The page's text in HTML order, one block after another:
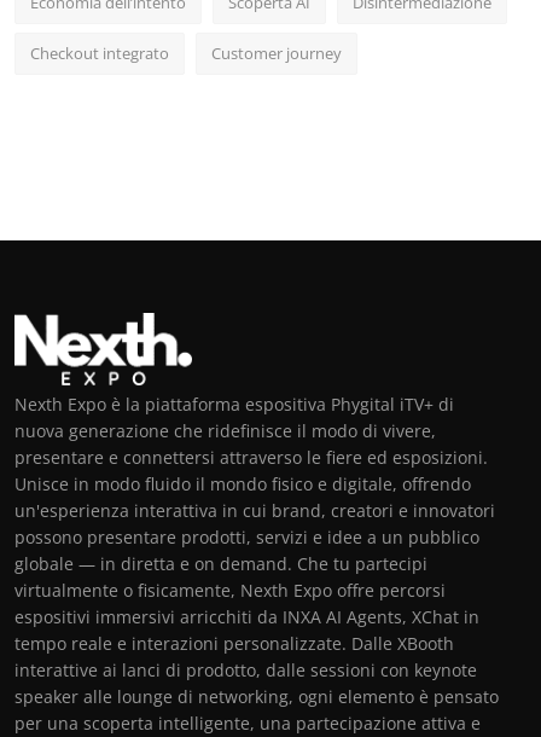
Checkout integrato Customer journey
Nexth Expo è la piattaforma espositiva Phygital iTV+ di
nuova generazione che ridefinisce il modo di vivere,
presentare e connettersi attraverso le fiere ed esposizioni.
Unisce in modo fluido il mondo fisico e digitale, offrendo
un'esperienza interattiva in cui brand, creatori e innovatori
possono presentare prodotti, servizi e idee a un pubblico
globale — in diretta e on demand. Che tu partecipi
virtualmente o fisicamente, Nexth Expo offre percorsi
espositivi immersivi arricchiti da INXA AI Agents, XChat in
tempo reale e interazioni personalizzate. Dalle XBooth
interattive ai lanci di prodotto, dalle sessioni con keynote
speaker alle lounge di networking, ogni elemento è pensato
per una scoperta intelligente, una partecipazione attiva e